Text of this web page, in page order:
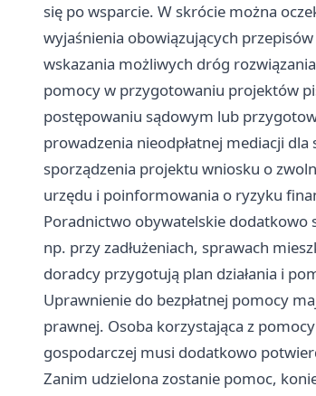
się po wsparcie. W skrócie można
wyjaśnienia obowiązujących
wskazania możliwych dróg
pomocy w przygotowaniu projektów
postępowaniu sądowym lub
prowadzenia nieodpłatnej mediacji
sporządzenia projektu wniosku o
urzędu i poinformowania o ryzyku
Poradnictwo obywatelskie dodatkowo
np. przy zadłużeniach, sprawach
doradcy przygotują plan działania i
Uprawnienie do bezpłatnej pomocy
prawnej. Osoba korzystająca z
gospodarczej musi dodatkowo
Zanim udzielona zostanie pomoc,